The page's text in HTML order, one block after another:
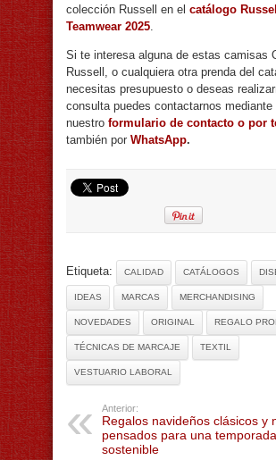
colección Russell en el catálogo
Teamwear 2025
Si te interesa alguna de estas camisas
Russell, o cualquiera otra prenda del
necesitas presupuesto o deseas
consulta puedes contactarnos mediante
nuestro formulario de contacto o por
también por WhatsApp.
Etiqueta: CALIDAD CATÁLOGOS
IDEAS MARCAS MERCHANDISING
NOVEDADES ORIGINAL REGALO
TÉCNICAS DE MARCAJE TEXTIL
VESTUARIO LABORAL
Anterior:
Regalos navideños clásicos y
pensados para una temporada
sostenible